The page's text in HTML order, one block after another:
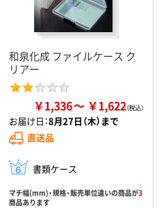
和泉化成 ファイルケース ク
リアー
￥1,336 ￥1,622
お届け日：8月27日（木）まで
直送品
書類ケース
マチ幅(mm)・規格・販売単位違いの商品が3
商品あります